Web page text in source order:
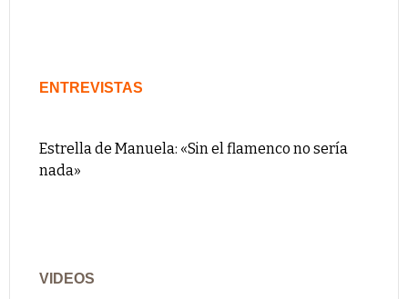
ENTREVISTAS
Estrella de Manuela: «Sin el flamenco no sería
nada»
VIDEOS